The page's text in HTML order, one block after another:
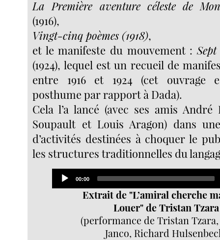
La Première aventure céleste de
(1916),
Vingt-cinq poèmes (1918),
et le manifeste du mouvement :
(1924), lequel est un recueil de
entre 1916 et 1924 (cet ouvrage
posthume par rapport à Dada).
Cela l’a lancé (avec ses amis
Soupault et Louis Aragon) dans
d’activités destinées à choquer le
les structures traditionnelles du
Player
Current
00:00
Extrait de "L’amiral cherche
Louer" de Tristan Tzara
(performance de Tristan
Janco, Richard